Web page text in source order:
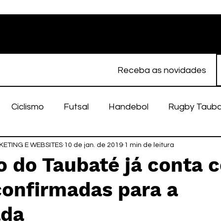
Receba as novidades
Ciclismo Futsal Handebol Rugby
Feminino Atletismo EC Taubaté
Taubaté Fut7 Rugby Fut7
do Taubaté já conta
para a
E WEBSITES 10 de jan. de 2019 1 min de leitura